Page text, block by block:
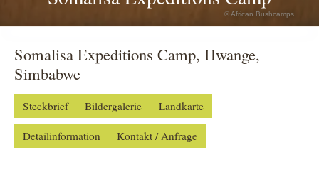
© African Bushcamps
Somalisa Expeditions Camp, Hwange,
Simbabwe
Steckbrief Bildergalerie Landkarte
Detailinformation Kontakt / Anfrage